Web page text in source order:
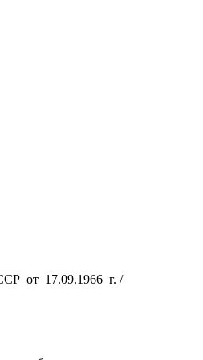
от 17.09.1966 г. /